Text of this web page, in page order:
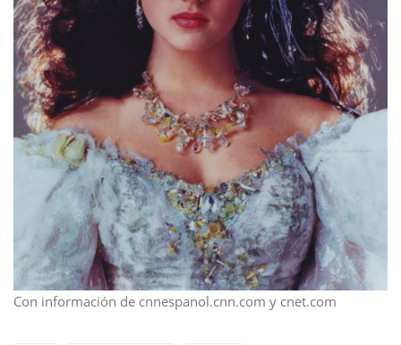
Con información de cnnespanol.cnn.com y cnet.com